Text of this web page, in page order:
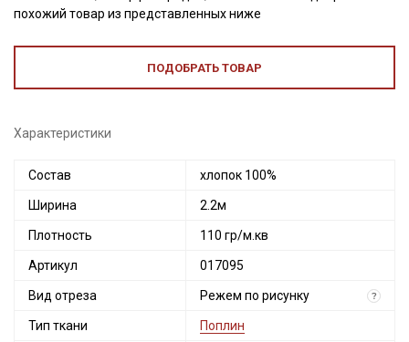
похожий товар из представленных ниже
ПОДОБРАТЬ ТОВАР
Характеристики
Состав хлопок 100%
Ширина 2.2м
Плотность 110 гр/м.кв
Артикул 017095
Вид отреза Режем по рисунку ?
Тип ткани Поплин